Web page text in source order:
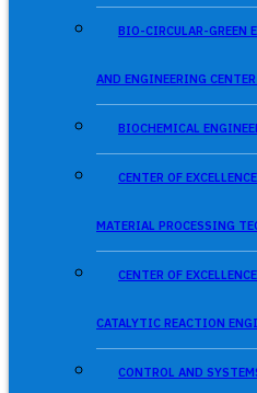
BIO-CIRCULAR-GREEN
AND ENGINEERING
BIOCHEMICAL
CENTER OF
MATERIAL PROCESSING
CENTER OF
CATALYTIC REACTION
CONTROL AND